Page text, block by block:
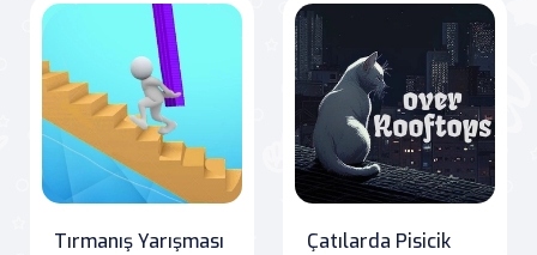
Tırmanış Yarışması Çatılarda Pisicik